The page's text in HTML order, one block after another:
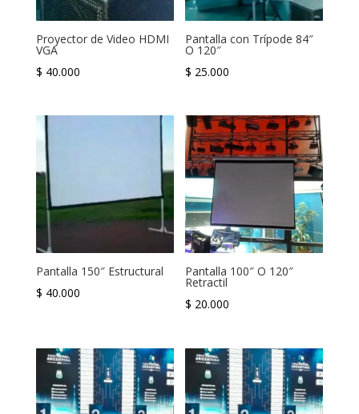
Proyector de Video HDMI
VGA
$ 40.000
Pantalla con Trípode 84″
O 120″
$ 25.000
Pantalla 150″ Estructural
$ 40.000
Pantalla 100″ O 120″
Retractil
$ 20.000